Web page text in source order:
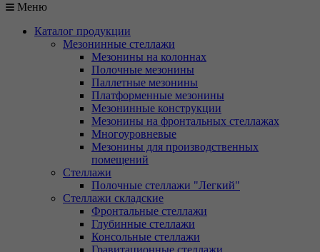
Меню
Каталог продукции
Мезонинные стеллажи
Мезонины на колоннах
Полочные мезонины
Паллетные мезонины
Платформенные мезонины
Мезонинные конструкции
Мезонины на фронтальных стеллажах
Многоуровневые
Мезонины для производственных
помещений
Стеллажи
Полочные стеллажи "Легкий"
Стеллажи складские
Фронтальные стеллажи
Глубинные стеллажи
Консольные стеллажи
Гравитационные стеллажи